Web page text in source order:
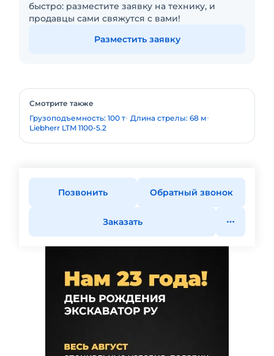
быстро: разместите заявку на технику, и
продавцы сами свяжутся с вами!
Разместить заявку
Смотрите также
Грузоподъемность: 100 т Длина стрелы: 68 м
Liebherr LTM 1100-5.2
Позвонить Обратный звонок
Заказать